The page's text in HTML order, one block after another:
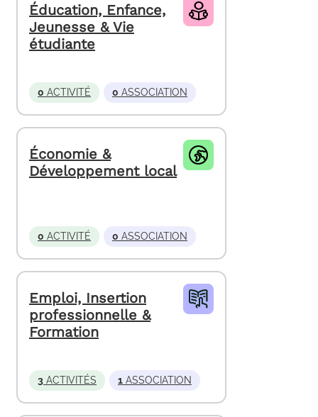
Éducation, Enfance,
Jeunesse & Vie
étudiante
0 ACTIVITÉ 0 ASSOCIATION
Économie &
Développement local
0 ACTIVITÉ 0 ASSOCIATION
Emploi, Insertion
professionnelle &
Formation
3 ACTIVITÉS 1 ASSOCIATION